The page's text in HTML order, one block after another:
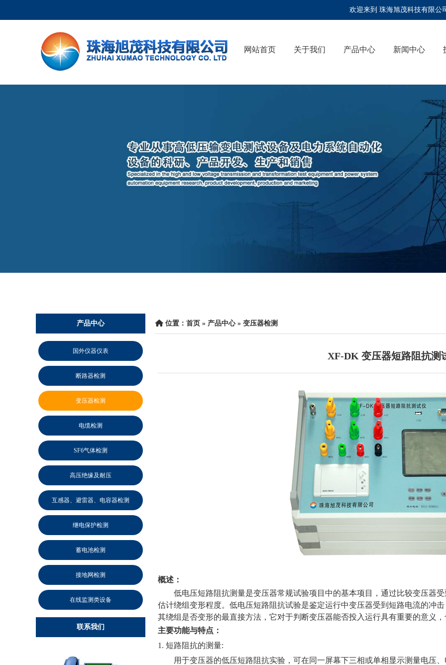
欢迎来到 珠海旭茂科技有限公
网站首页 关于我们 产品中心 新闻中心
产品中心
国外仪器仪表
断路器检测
变压器检测
电缆检测
SF6气体检测
高压绝缘及耐压
互感器、避雷器、电容器检测
继电保护检测
蓄电池检测
接地网检测
在线监测类设备
联系我们
位置： 首页 » 产品中心 » 变压器检测
XF-DK 变压器短路阻抗测
概述：
低电压短路阻抗测量是变压器常规试验项目中的基本项目，通过比较变压器
估计绕组变形程度。低电压短路阻抗试验是鉴定运行中变压器受到短路电流的冲
其绕组是否变形的最直接方法，它对于判断变压器能否投入运行具有重要的意义
主要功能与特点：
1. 短路阻抗的测量:
用于变压器的低压短路阻抗实验，可在同一屏幕下三相或单相显示测量电压